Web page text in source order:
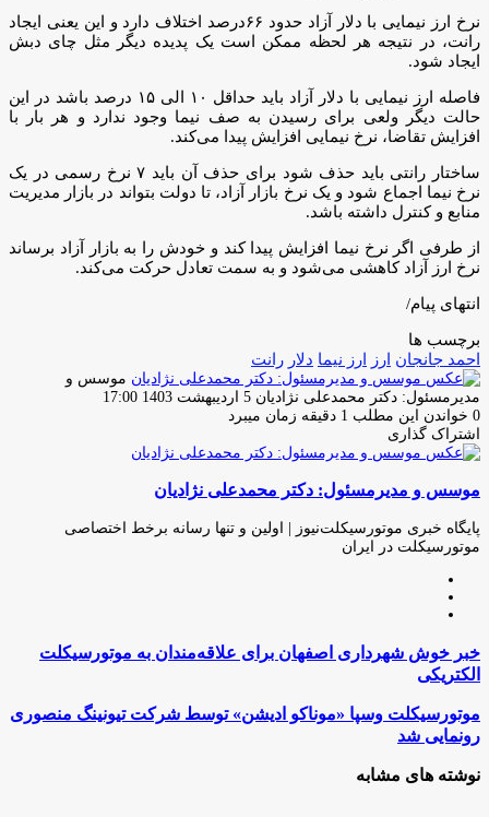
نرخ ارز نیمایی با دلار آزاد حدود ۶۶درصد اختلاف دارد و این یعنی ایجاد
رانت، در نتیجه هر لحظه ممکن است یک پدیده دیگر مثل چای دبش
ایجاد شود.
فاصله ارز نیمایی با دلار آزاد باید حداقل ۱۰ الی ۱۵ درصد باشد در این
حالت دیگر ولعی برای رسیدن به صف نیما وجود ندارد و هر بار با
افزایش تقاضا، نرخ نیمایی افزایش پیدا می‌کند.
ساختار رانتی باید حذف شود برای حذف آن باید ۷ نرخ رسمی در یک
نرخ نیما اجماع شود و یک نرخ بازار آزاد، تا دولت بتواند در بازار مدیریت
منابع و کنترل داشته باشد.
از طرفی اگر نرخ نیما افزایش پیدا کند و خودش را به بازار آزاد برساند
نرخ ارز آزاد کاهشی می‌شود و به سمت تعادل حرکت می‌کند.
انتهای پیام/
برچسب ها
احمد جانجان ارز ارز نیما دلار رانت
موسس و
مدیرمسئول: دکتر محمدعلی نژادیان ارسال
ایمیل
5 اردیبهشت 1403 17:00
0 خواندن این مطلب 1 دقیقه زمان میبرد
اشتراک گذاری
فیس
توئیتر
لینکدین
واتس
تلگرام
اشتراک
از
ایمیل
چاپ
موسس و مدیرمسئول: دکتر محمدعلی نژادیان
پایگاه خبری موتورسیکلت‌نیوز | اولین و تنها رسانه برخط اختصاصی
موتورسیکلت در ایران
خبر
خوش
شهرداری
برای
علاقه‌مندان
موتورسیکلت
خبر خوش شهرداری اصفهان برای علاقه‌مندان به موتورسیکلت
الکتریکی
موتورسیکلت
وسپا
«موناکو
ادیشن»
توسط
موتورسیکلت وسپا «موناکو ادیشن» توسط شرکت تیونینگ منصوری
رونمایی شد
نوشته های مشابه